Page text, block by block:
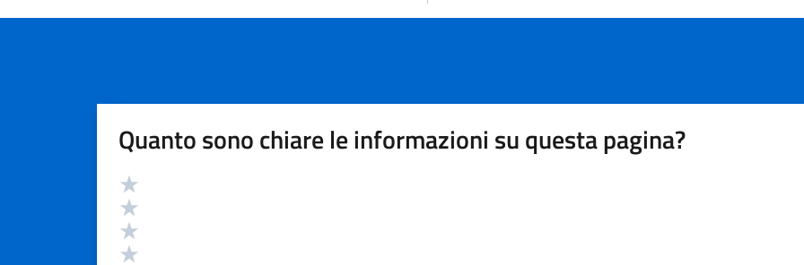
Quanto sono chiare le informazioni su questa pagina?
Valutazione